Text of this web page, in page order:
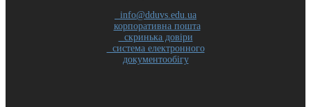
info@dduvs.edu.ua
корпоративна пошта
скринька довіри
система електронного
документообігу